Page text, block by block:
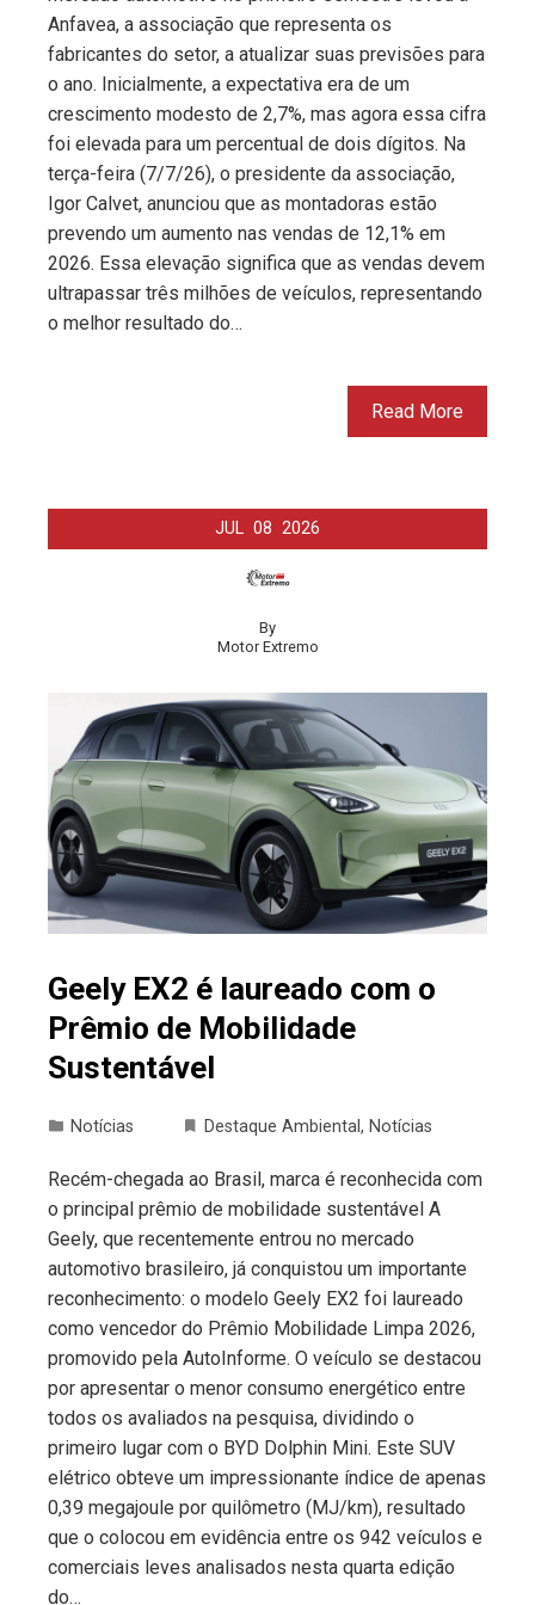
Anfavea, a associação que representa os
fabricantes do setor, a atualizar suas previsões para
o ano. Inicialmente, a expectativa era de um
crescimento modesto de 2,7%, mas agora essa cifra
foi elevada para um percentual de dois dígitos. Na
terça-feira (7/7/26), o presidente da associação,
Igor Calvet, anunciou que as montadoras estão
prevendo um aumento nas vendas de 12,1% em
2026. Essa elevação significa que as vendas devem
ultrapassar três milhões de veículos, representando
o melhor resultado do…
Read More
JUL 08 2026
By
Motor Extremo
Geely EX2 é laureado com o
Prêmio de Mobilidade
Sustentável
Notícias Destaque Ambiental, Notícias
Recém-chegada ao Brasil, marca é reconhecida com
o principal prêmio de mobilidade sustentável A
Geely, que recentemente entrou no mercado
automotivo brasileiro, já conquistou um importante
reconhecimento: o modelo Geely EX2 foi laureado
como vencedor do Prêmio Mobilidade Limpa 2026,
promovido pela AutoInforme. O veículo se destacou
por apresentar o menor consumo energético entre
todos os avaliados na pesquisa, dividindo o
primeiro lugar com o BYD Dolphin Mini. Este SUV
elétrico obteve um impressionante índice de apenas
0,39 megajoule por quilômetro (MJ/km), resultado
que o colocou em evidência entre os 942 veículos e
comerciais leves analisados nesta quarta edição
do…